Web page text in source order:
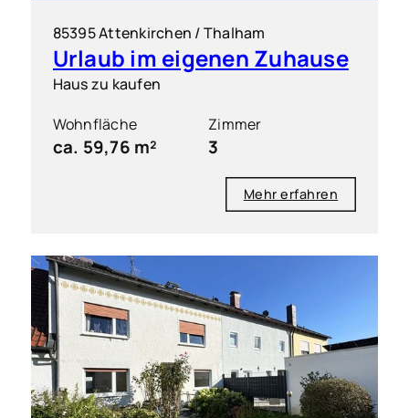
85395 Attenkirchen / Thalham
Urlaub im eigenen Zuhause
Haus zu kaufen
Wohnfläche
ca. 59,76 m²
Zimmer
3
Mehr erfahren